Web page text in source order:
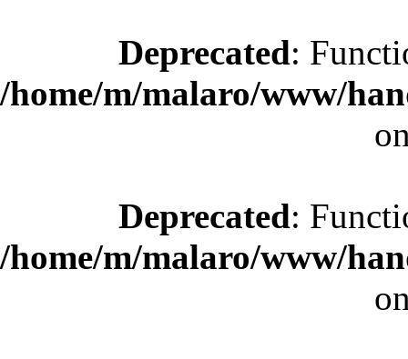
Deprecated:
/home/m/malaro/www/
Deprecated:
/home/m/malaro/www/